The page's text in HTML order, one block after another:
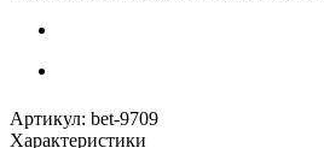
Артикул: bet-9709
Характеристики